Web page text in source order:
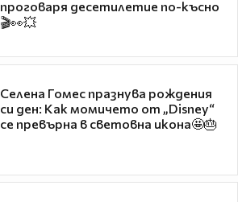
проговаря десетилетие по-късно
🎬👀💥
Селена Гомес празнува рождения
си ден: Как момичето от „Disney“
се превърна в световна икона🤩🎂